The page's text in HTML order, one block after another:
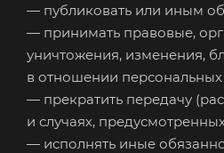
— публиковать или иным
— принимать правовые,
уничтожения, изменения,
в отношении
— прекратить передачу
и случаях,
— исполнять иные